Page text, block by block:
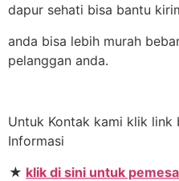
dapur sehati bisa bantu
anda bisa lebih murah
pelanggan anda.
Untuk Kontak kami klik link
Informasi
★ klik di sini untuk